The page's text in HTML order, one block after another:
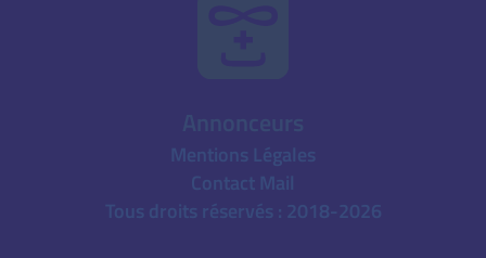
Mentions Légales
Contact Mail
Tous droits réservés : 2018-2026